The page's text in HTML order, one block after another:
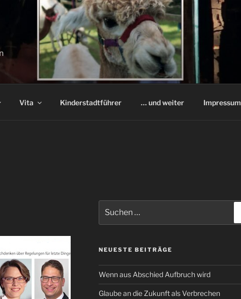
Vita Kinderstadtführer … und weiter Impressum
nach:
NEUESTE BEITRÄGE
Wenn aus Abschied Aufbruch wird
Glaube an die Zukunft als Verbrechen